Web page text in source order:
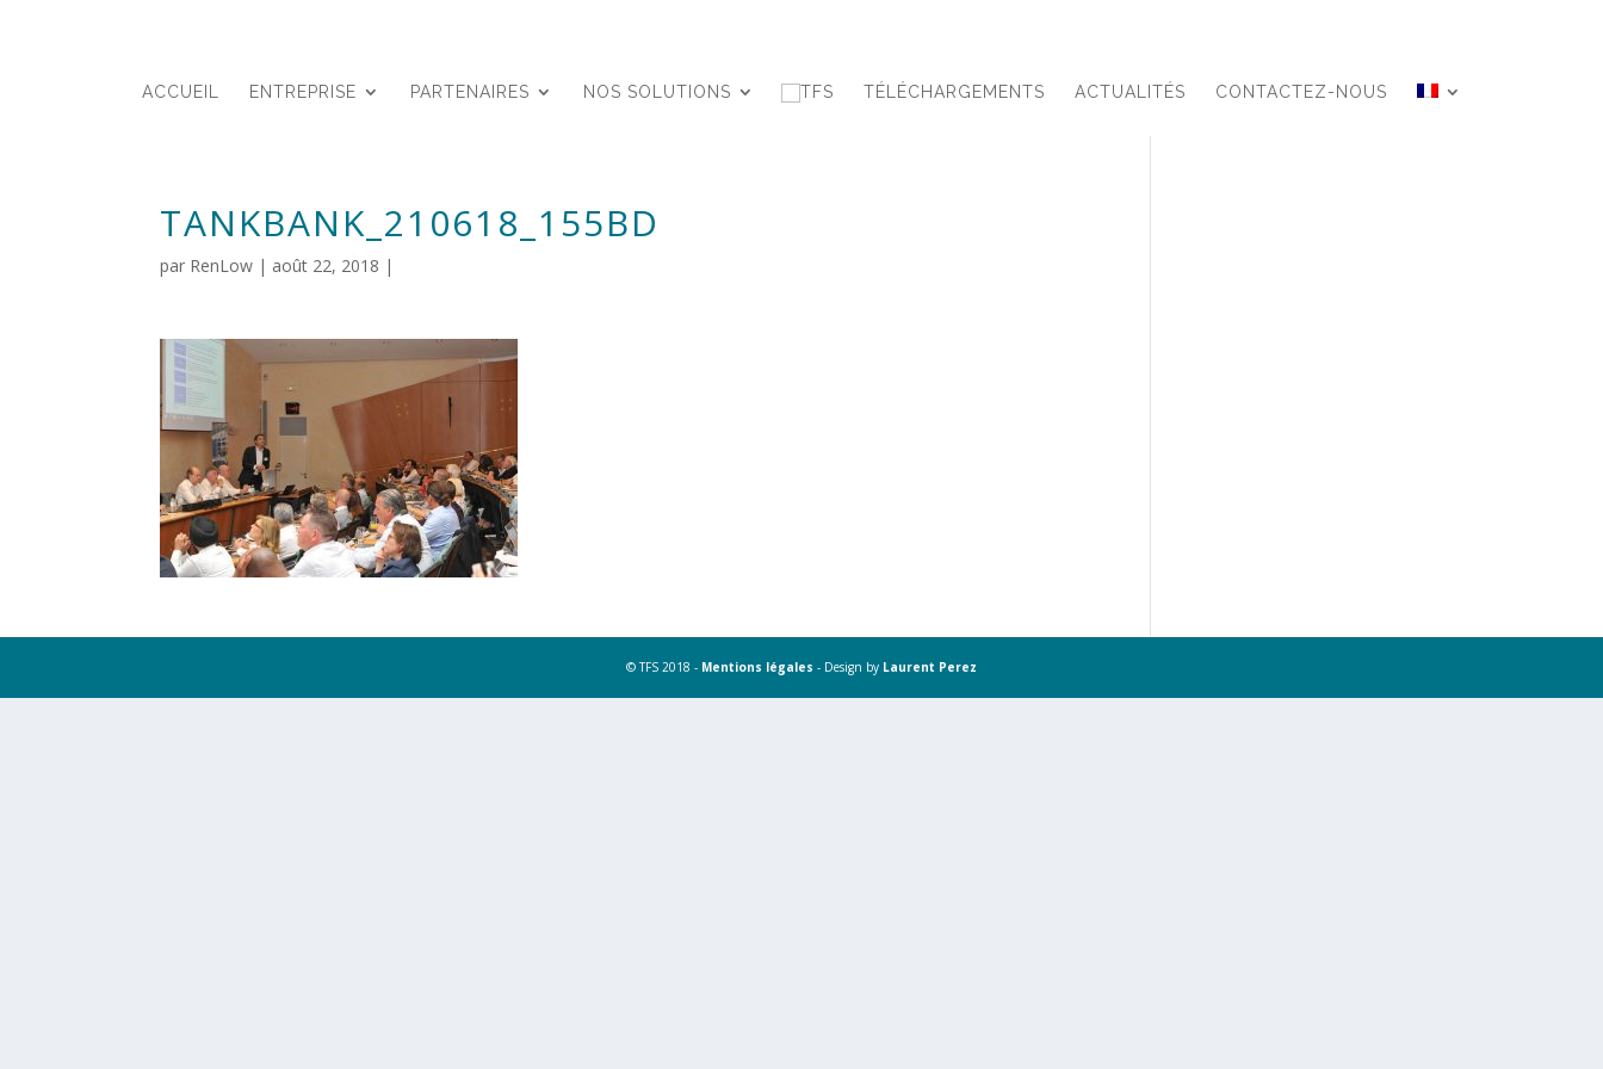
ACCUEIL ENTREPRISE PARTENAIRES NOS SOLUTIONS TÉLÉCHARGEMENTS ACTUALITÉS CONTACTEZ-NOUS
TANKBANK_210618_155BD
par RenLow | août 22, 2018 |
© TFS 2018 - Mentions légales - Design by Laurent Perez